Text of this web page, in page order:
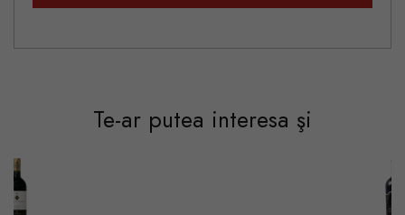
Te-ar putea interesa şi